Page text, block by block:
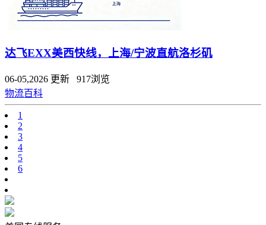
达飞EXX美西快线，上海/宁波直航洛杉矶
06-05,2026 更新 917浏览
物流百科
1
2
3
4
5
6